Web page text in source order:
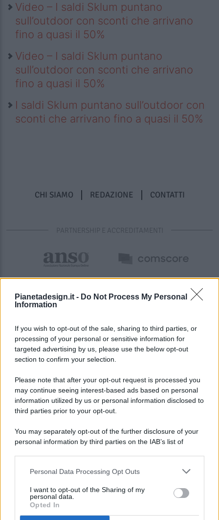
Pianetadesign.it - Do Not Process My Personal
Information
If you wish to opt-out of the sale, sharing to third parties, or
processing of your personal or sensitive information for
targeted advertising by us, please use the below opt-out
section to confirm your selection.
Please note that after your opt-out request is processed you
may continue seeing interest-based ads based on personal
information utilized by us or personal information disclosed to
third parties prior to your opt-out.
You may separately opt-out of the further disclosure of your
personal information by third parties on the IAB’s list of
This information may also be disclosed by us to third parties
disclose it to other third parties.
Personal Data Processing Opt Outs
I want to opt-out of the Sharing of my
personal data.
Opted In
Video – I saldi Sklum puntano
sull’outdoor con sconti che arrivano
fino a quasi il 50%
Video – I saldi Sklum puntano
sull’outdoor con sconti che arrivano
fino a quasi il 50%
I saldi Sklum puntano sull’outdoor con
sconti che arrivano fino a quasi il 50%
CHI SIAMO REDAZIONE CONTATTI
PARTNERSHIP E ACCREDITAMENTI
© 2026 - Pianeta Design - P.IVA 04827280654 - Testata
Registrata Al Tribunale Di Nocera Inferiore N. 8/2020 - RG N.
ISCRIZIONE AL ROC N. 35792 – ISCRITTA ALL’ANSO
(ASSOCIAZIONE NAZIONALE STAMPA ONLINE)
PREFERENZE PRIVACY